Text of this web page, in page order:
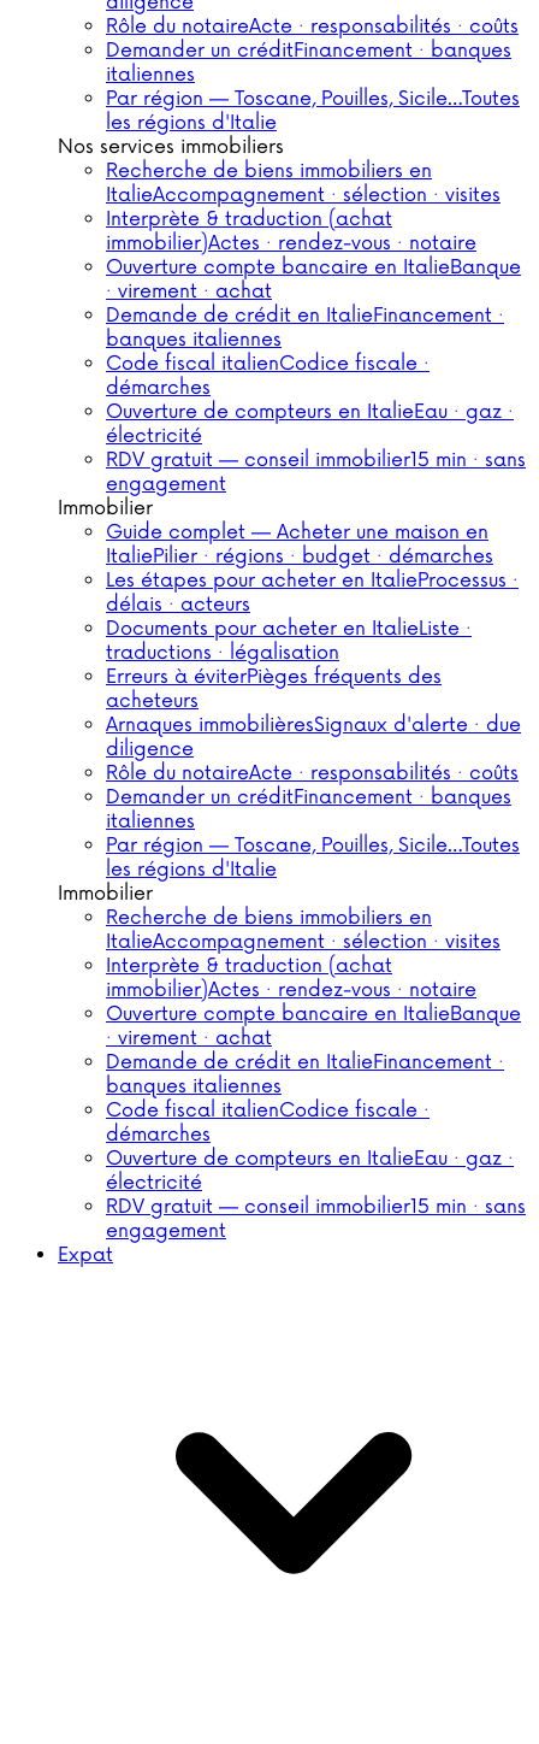
Rôle du notaireActe · responsabilités · coûts
Demander un créditFinancement · banques
italiennes
Par région — Toscane, Pouilles, Sicile…Toutes
les régions d'Italie
Nos services immobiliers
Recherche de biens immobiliers en
ItalieAccompagnement · sélection · visites
Interprète & traduction (achat
immobilier)Actes · rendez-vous · notaire
Ouverture compte bancaire en ItalieBanque
· virement · achat
Demande de crédit en ItalieFinancement ·
banques italiennes
Code fiscal italienCodice fiscale ·
démarches
Ouverture de compteurs en ItalieEau · gaz ·
électricité
RDV gratuit — conseil immobilier15 min · sans
engagement
Immobilier
Guide complet — Acheter une maison en
ItaliePilier · régions · budget · démarches
Les étapes pour acheter en ItalieProcessus ·
délais · acteurs
Documents pour acheter en ItalieListe ·
traductions · légalisation
Erreurs à éviterPièges fréquents des
acheteurs
Arnaques immobilièresSignaux d'alerte · due
diligence
Rôle du notaireActe · responsabilités · coûts
Demander un créditFinancement · banques
italiennes
Par région — Toscane, Pouilles, Sicile…Toutes
les régions d'Italie
Immobilier
Recherche de biens immobiliers en
ItalieAccompagnement · sélection · visites
Interprète & traduction (achat
immobilier)Actes · rendez-vous · notaire
Ouverture compte bancaire en ItalieBanque
· virement · achat
Demande de crédit en ItalieFinancement ·
banques italiennes
Code fiscal italienCodice fiscale ·
démarches
Ouverture de compteurs en ItalieEau · gaz ·
électricité
RDV gratuit — conseil immobilier15 min · sans
engagement
Expat